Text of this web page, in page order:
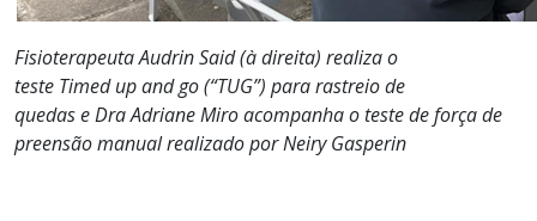
Fisioterapeuta Audrin Said (à direita) realiza o
teste Timed up and go (“TUG”) para rastreio de
quedas e Dra Adriane Miro acompanha o teste de força de
preensão manual realizado por Neiry Gasperin